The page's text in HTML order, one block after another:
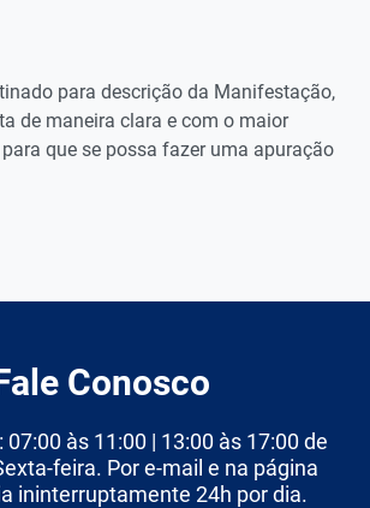
para descrição da Manifestação,
de maneira clara e com o maior
que se possa fazer uma apuração
Conosco
às 11:00 | 13:00 às 17:00 de
feira. Por e-mail e na página
ininterruptamente 24h por dia.